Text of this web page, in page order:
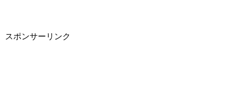
スポンサーリンク